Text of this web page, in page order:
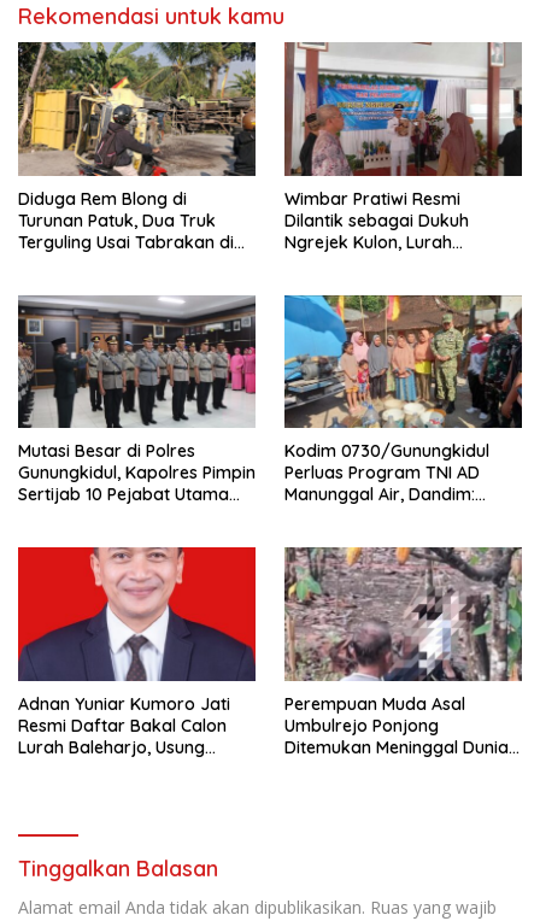
Rekomendasi untuk kamu
Diduga Rem Blong di
Turunan Patuk, Dua Truk
Terguling Usai Tabrakan di
Wimbar Pratiwi Resmi
Dilantik sebagai Dukuh
Ngrejek Kulon, Lurah
Warga
Mutasi Besar di Polres
Gunungkidul, Kapolres Pimpin
Sertijab 10 Pejabat Utama
Kodim 0730/Gunungkidul
Perluas Program TNI AD
Manunggal Air, Dandim:
Adnan Yuniar Kumoro Jati
Resmi Daftar Bakal Calon
Lurah Baleharjo, Usung
Perempuan Muda Asal
Umbulrejo Ponjong
Ditemukan Meninggal Dunia
Tinggalkan Balasan
Alamat email Anda tidak akan dipublikasikan. Ruas yang wajib